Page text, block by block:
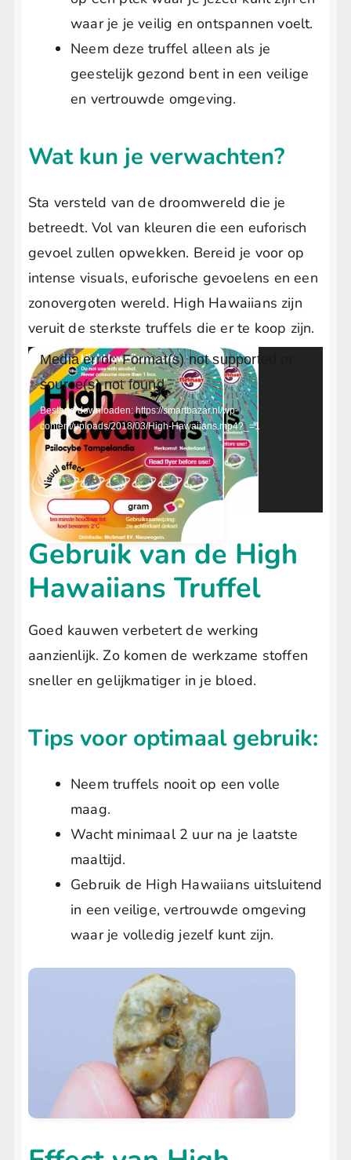
waar je je veilig en ontspannen voelt.
Neem deze truffel alleen als je
geestelijk gezond bent in een veilige
en vertrouwde omgeving.
Wat kun je verwachten?
Sta versteld van de droomwereld die je
betreedt. Vol van kleuren die een euforisch
gevoel zullen opwekken. Bereid je voor op
intense visuals, euforische gevoelens en een
zonovergoten wereld. High Hawaiians zijn
veruit de sterkste truffels die er te koop zijn.
Videospeler
Media error: Format(s) not supported or
source(s) not found
Bestand downloaden: https://smartbazar.nl/wp-
content/uploads/2018/03/High-Hawaiians.mp4?_=1
Gebruik van de High
Hawaiians Truffel
Goed kauwen verbetert de werking
aanzienlijk. Zo komen de werkzame stoffen
sneller en gelijkmatiger in je bloed.
Tips voor optimaal gebruik:
Neem truffels nooit op een volle
maag.
Wacht minimaal 2 uur na je laatste
maaltijd.
Gebruik de High Hawaiians uitsluitend
in een veilige, vertrouwde omgeving
waar je volledig jezelf kunt zijn.